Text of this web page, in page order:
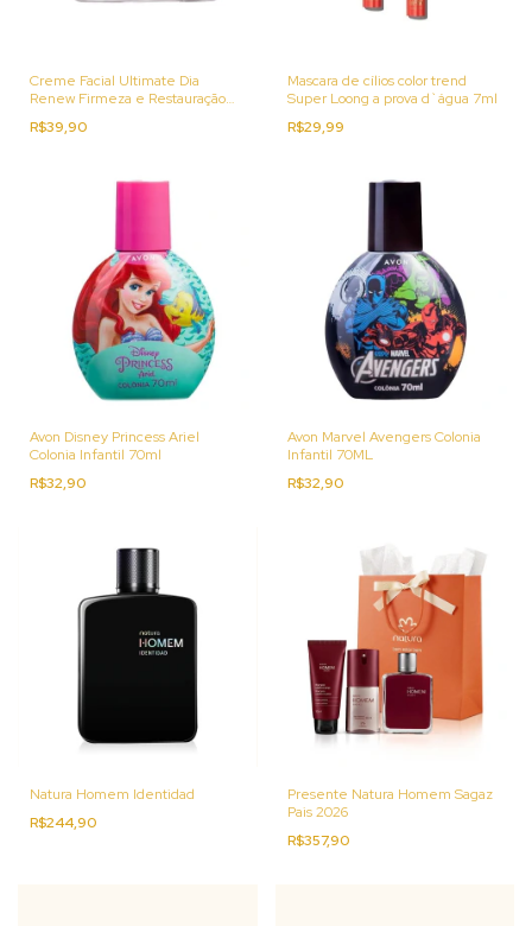
Creme Facial Ultimate Dia
Renew Firmeza e Restauração
R$39,90
Mascara de cílios color trend
Super Loong a prova d`água 7ml
R$29,99
Avon Disney Princess Ariel
Colonia Infantil 70ml
R$32,90
Avon Marvel Avengers Colonia
Infantil 70ML
R$32,90
Natura Homem Identidad
R$244,90
Presente Natura Homem Sagaz
Pais 2026
R$357,90